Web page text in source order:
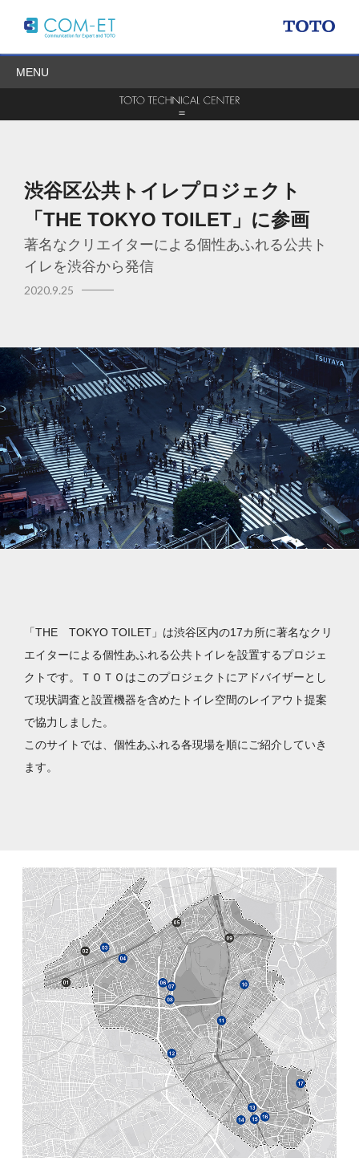
MENU
渋谷区公共トイレプロジェクト
「THE TOKYO TOILET」に参画
著名なクリエイターによる個性あふれる公共ト
イレを渋谷から発信
2020.9.25
「THE TOKYO TOILET」は渋谷区内の17カ所に著名なクリ
エイターによる個性あふれる公共トイレを設置するプロジェ
クトです。ＴＯＴＯはこのプロジェクトにアドバイザーとし
て現状調査と設置機器を含めたトイレ空間のレイアウト提案
で協力しました。
このサイトでは、個性あふれる各現場を順にご紹介していき
ます。